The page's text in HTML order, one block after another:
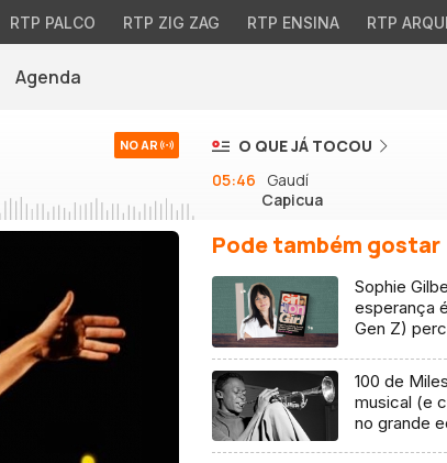
RTP PALCO RTP ZIG ZAG RTP ENSINA RTP
Agenda
NO AR
O QUE JÁ TOCOU
05:46
Gaudí
Capicua
Pode também gostar
Sophie
esperança
Gen Z)
100 de
musical (e
no grande